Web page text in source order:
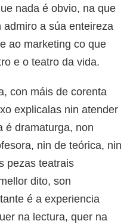
nada é obvio, na que
admiro a súa enteireza
ao marketing co que
e o teatro da vida.
con máis de corenta
explicalas nin atender
é dramaturga, non
nin de teórica, nin
pezas teatrais
dito, son
é a experiencia
na lectura, quer na